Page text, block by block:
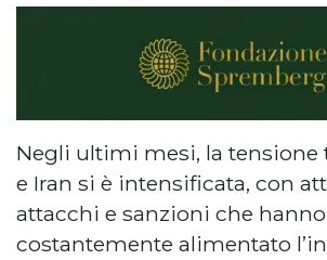
Negli ultimi mesi, la tensione
e Iran si è intensificata, con
attacchi e sanzioni che hanno
costantemente alimentato